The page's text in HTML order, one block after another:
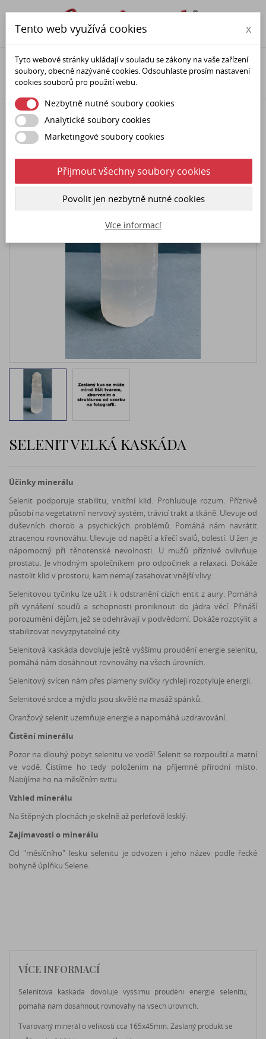

Domů Minerály (polodrahokamy)
Minerální dekorace
Selenity
Selenit velká kaskáda
SELENIT VELKÁ KASKÁDA
Účinky minerálu
Selenit podporuje stabilitu, vnitřní klid. Prohlubuje rozum. Příznivě
působí na vegetativní nervový systém, trávicí trakt a tkáně. Ulevuje od
duševních chorob a psychických problémů. Pomáhá nám navrátit
ztracenou rovnováhu. Ulevuje od napětí a křečí svalů, bolestí. U žen je
nápomocný při těhotenské nevolnosti. U mužů příznivě ovlivňuje
prostatu. Je vhodným společníkem pro odpočinek a relaxaci. Dokáže
nastolit klid v prostoru, kam nemají zasahovat vnější vlivy.
Selenitovou tyčinku lze užít i k odstranění cizích entit z aury. Pomáhá
při vynášení soudů a schopnosti proniknout do jádra věcí. Přináší
porozumění dějům, jež se odehrávají v podvědomí. Dokáže rozptýlit a
stabilizovat nevyzpytatelné city.
Selenitová kaskáda dovoluje ještě vyššímu proudění energie selenitu,
pomáhá nám dosáhnout rovnováhy na všech úrovních.
Selenitový svícen nám přes plameny svíčky rychleji rozptyluje energii.
Selenitové srdce a mýdlo jsou skvělé na masáž spánků.
Oranžový selenit uzemňuje energie a napomáhá uzdravování.
Čistění minerálu
Pozor na dlouhý pobyt selenitu ve vodě! Selenit se rozpouští a matní
ve vodě. Čistíme ho tedy položením na příjemné přírodní místo.
Nabíjíme ho na měsíčním svitu.
Vzhled minerálu
Na štěpných plochách je skelně až perleťově lesklý.
Zajímavosti o minerálu
Od "měsíčního" lesku selenitu je odvozen i jeho název podle řecké
bohyně úplňku Selene.
VÍCE INFORMACÍ
Selenitová kaskáda dovoluje vyššímu proudění energie selenitu,
pomáhá nám dosáhnout rovnováhy na všech úrovních.
Tvarovaný minerál o velikosti cca 165x45mm. Zaslaný produkt se
Tento web využívá cookies x
Tyto webové stránky ukládají v souladu se zákony na vaše zařízení
soubory, obecně nazývané cookies. Odsouhlaste prosím nastavení
cookies souborů pro použití webu.
Nezbytně nutné soubory cookies
Analytické soubory cookies
Marketingové soubory cookies
Přijmout všechny soubory cookies
Povolit jen nezbytně nutné cookies
Více informací